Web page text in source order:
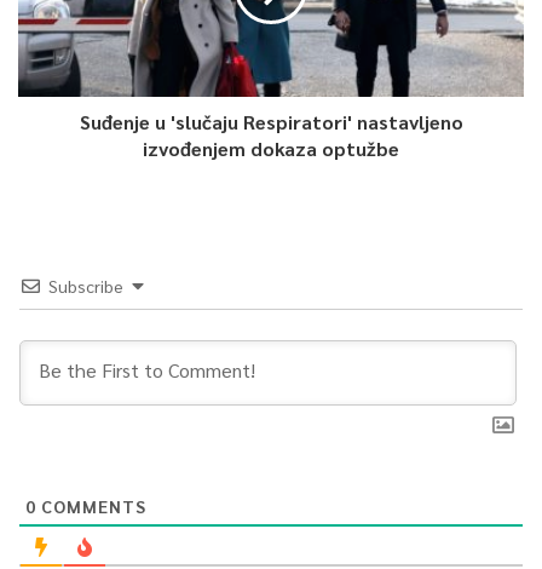
Suđenje u 'slučaju Respiratori' nastavljeno
izvođenjem dokaza optužbe
Subscribe
0 COMMENTS